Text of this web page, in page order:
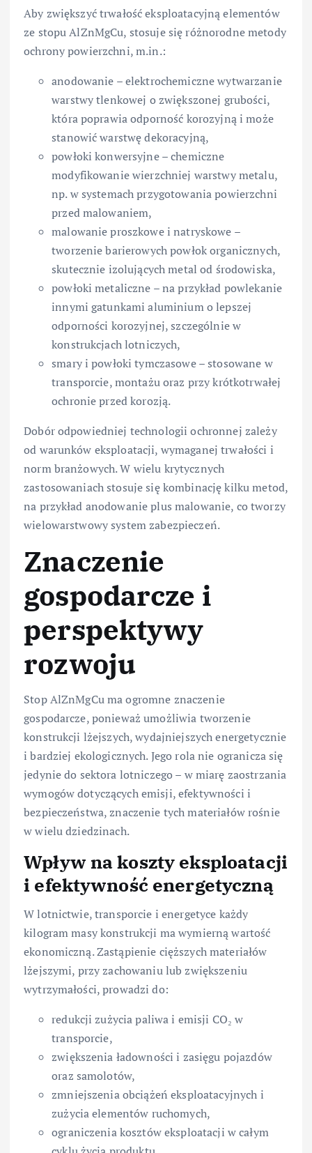
Aby zwiększyć trwałość eksploatacyjną elementów
ze stopu AlZnMgCu, stosuje się różnorodne metody
ochrony powierzchni, m.in.:
anodowanie – elektrochemiczne wytwarzanie
warstwy tlenkowej o zwiększonej grubości,
która poprawia odporność korozyjną i może
stanowić warstwę dekoracyjną,
powłoki konwersyjne – chemiczne
modyfikowanie wierzchniej warstwy metalu,
np. w systemach przygotowania powierzchni
przed malowaniem,
malowanie proszkowe i natryskowe –
tworzenie barierowych powłok organicznych,
skutecznie izolujących metal od środowiska,
powłoki metaliczne – na przykład powlekanie
innymi gatunkami aluminium o lepszej
odporności korozyjnej, szczególnie w
konstrukcjach lotniczych,
smary i powłoki tymczasowe – stosowane w
transporcie, montażu oraz przy krótkotrwałej
ochronie przed korozją.
Dobór odpowiedniej technologii ochronnej zależy
od warunków eksploatacji, wymaganej trwałości i
norm branżowych. W wielu krytycznych
zastosowaniach stosuje się kombinację kilku metod,
na przykład anodowanie plus malowanie, co tworzy
wielowarstwowy system zabezpieczeń.
Znaczenie
gospodarcze i
perspektywy
rozwoju
Stop AlZnMgCu ma ogromne znaczenie
gospodarcze, ponieważ umożliwia tworzenie
konstrukcji lżejszych, wydajniejszych energetycznie
i bardziej ekologicznych. Jego rola nie ogranicza się
jedynie do sektora lotniczego – w miarę zaostrzania
wymogów dotyczących emisji, efektywności i
bezpieczeństwa, znaczenie tych materiałów rośnie
w wielu dziedzinach.
Wpływ na koszty eksploatacji
i efektywność energetyczną
W lotnictwie, transporcie i energetyce każdy
kilogram masy konstrukcji ma wymierną wartość
ekonomiczną. Zastąpienie cięższych materiałów
lżejszymi, przy zachowaniu lub zwiększeniu
wytrzymałości, prowadzi do:
redukcji zużycia paliwa i emisji CO₂ w
transporcie,
zwiększenia ładowności i zasięgu pojazdów
oraz samolotów,
zmniejszenia obciążeń eksploatacyjnych i
zużycia elementów ruchomych,
ograniczenia kosztów eksploatacji w całym